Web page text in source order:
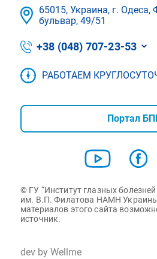
65015, Украина, г. Одеса,
бульвар, 49/51
+38 (048) 707-23-53
РАБОТАЕМ
Портал
© ГУ “Институт глазных
им. В.П. Филатова НАМН
материалов этого сайта
источник.
dev by Wellme